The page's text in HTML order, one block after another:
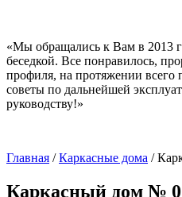
«Мы обращались к Вам в 2013
беседкой. Все понравилось,
профиля, на протяжении всего
советы по дальнейшей
руководству!»
Главная /Каркасные дома /
Каркасный дом №